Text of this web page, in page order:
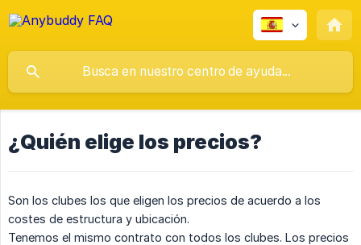
¿Quién elige los precios?
Son los clubes los que eligen los precios de acuerdo a los
costes de estructura y ubicación.
Tenemos el mismo contrato con todos los clubes. Los precios